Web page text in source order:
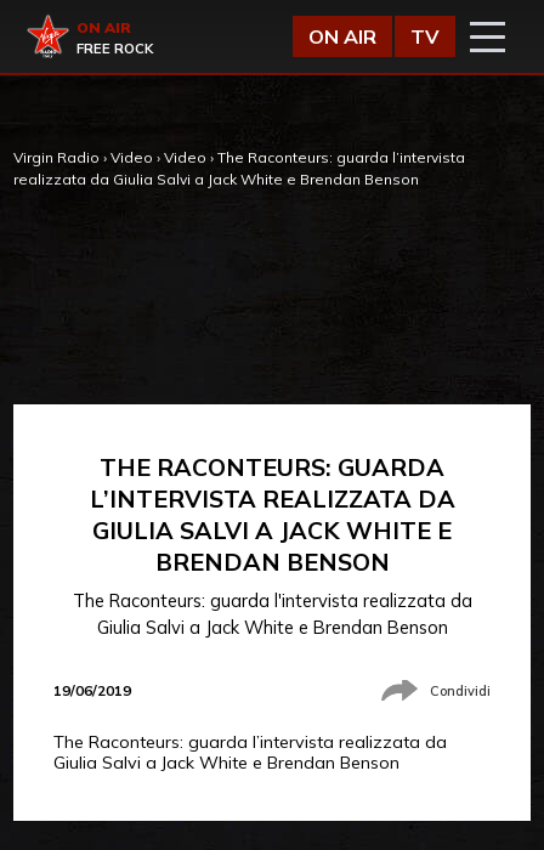
Virgin Radio
ON AIR
FREE ROCK
ON AIR TV
Virgin Radio › Video › Video › The Raconteurs: guarda l’intervista
realizzata da Giulia Salvi a Jack White e Brendan Benson
THE RACONTEURS: GUARDA
L’INTERVISTA REALIZZATA DA
GIULIA SALVI A JACK WHITE E
BRENDAN BENSON
The Raconteurs: guarda l'intervista realizzata da
Giulia Salvi a Jack White e Brendan Benson
19/06/2019 Condividi
The Raconteurs: guarda l’intervista realizzata da
Giulia Salvi a Jack White e Brendan Benson